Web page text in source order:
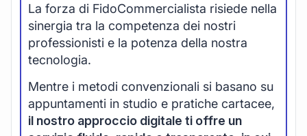
La forza di FidoCommercialista risiede nella
sinergia tra la competenza dei nostri
professionisti e la potenza della nostra
tecnologia.
Mentre i metodi convenzionali si basano su
appuntamenti in studio e pratiche cartacee,
il nostro approccio digitale ti offre un